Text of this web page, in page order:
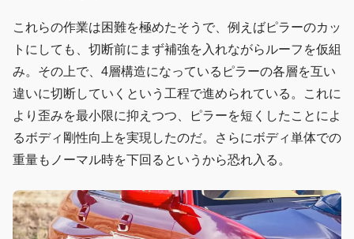
これらの作業は困難を極めたそうで、例えばピラーのカッ
トにしても、切断前にまず補強を入れながらルーフを仮組
み。その上で、4層構造になっているピラーの各層を互い
違いに切断していくという工程で進められている。これに
より歪みを最小限に抑えつつ、ピラーを短くしたことによ
るボディ剛性向上を実現したのだ。さらにボディ単体での
重量もノーマル時を下回るというから恐れ入る。